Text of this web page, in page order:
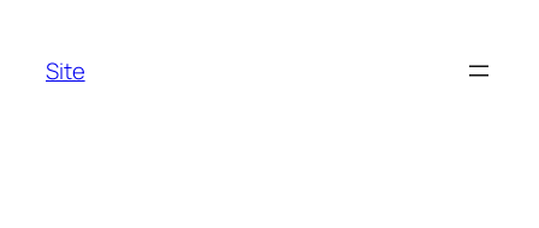
content
Site